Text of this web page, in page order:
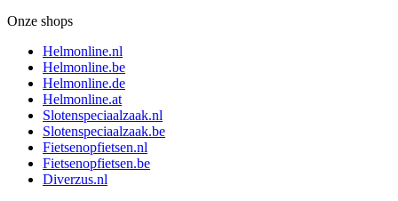
Onze shops
Helmonline.nl
Helmonline.be
Helmonline.de
Helmonline.at
Slotenspeciaalzaak.nl
Slotenspeciaalzaak.be
Fietsenopfietsen.nl
Fietsenopfietsen.be
Diverzus.nl